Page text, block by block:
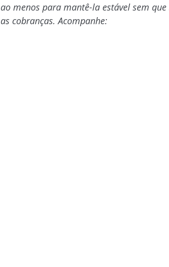
ao menos para mantê-la estável sem
as cobranças. Acompanhe: